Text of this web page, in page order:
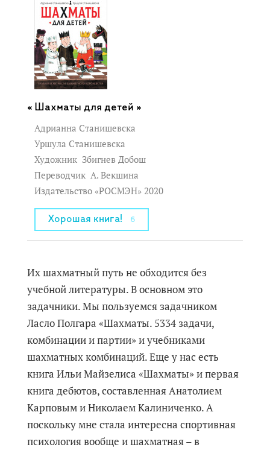
Шахматы для детей »
Адрианна Станишевска
Уршула Станишевска
Художник Збигнев Добош
Переводчик А. Векшина
Издательство «РОСМЭН» 2020
Хорошая книга! 6
Их шахматный путь не обходится без
учебной литературы. В основном это
задачники. Мы пользуемся задачником
Ласло Полгара «Шахматы. 5334 задачи,
комбинации и партии» и учебниками
шахматных комбинаций. Еще у нас есть
книга Ильи Майзелиса «Шахматы» и первая
книга дебютов, составленная Анатолием
Карповым и Николаем Калиниченко. А
поскольку мне стала интересна спортивная
психология вообще и шахматная – в